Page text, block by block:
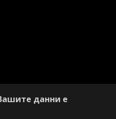
данни е